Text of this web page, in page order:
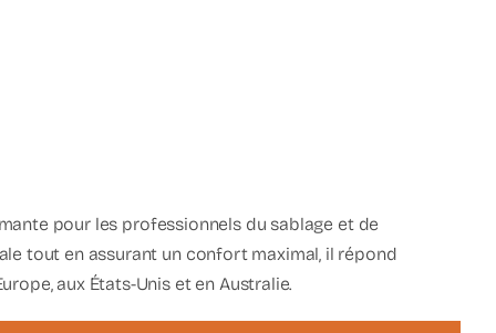
pour les professionnels du sablage et de
tout en assurant un confort maximal, il répond
aux États-Unis et en Australie.